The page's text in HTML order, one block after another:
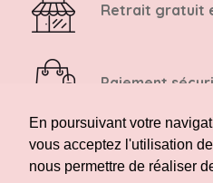
En poursuivant votre
vous acceptez l'utilisation
nous permettre de réaliser
Retrait gratuit
Paiement
Retour possible